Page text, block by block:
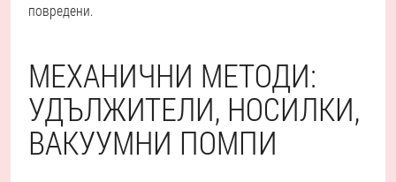
повредени.
МЕХАНИЧНИ МЕТОДИ:
УДЪЛЖИТЕЛИ, НОСИЛКИ,
ВАКУУМНИ ПОМПИ